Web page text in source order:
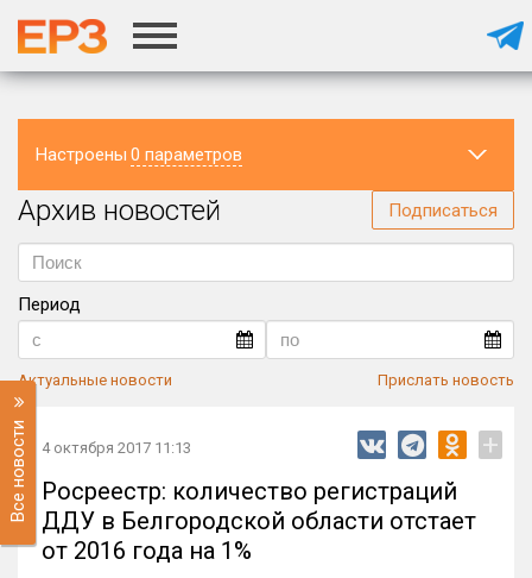
Настроены 0 параметров
Регион
Архив новостей Подписаться
Период
Актуальные новости Прислать новость
Все новости 4 октября 2017 11:13 +
Росреестр: количество регистраций
ДДУ в Белгородской области отстает
от 2016 года на 1%